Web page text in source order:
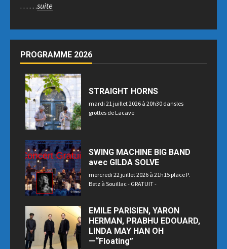
. . . . . .suite
PROGRAMME 2026
STRAIGHT HORNS
mardi 21 juillet 2026 à 20h30 dansles
grottes de Lacave
SWING MACHINE BIG BAND
avec GILDA SOLVE
mercredi 22 juillet 2026 à 21h15 place P.
Betz à Souillac - GRATUIT -
EMILE PARISIEN, YARON
HERMAN, PRABHU EDOUARD,
LINDA MAY HAN OH
—“Floating”